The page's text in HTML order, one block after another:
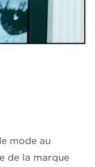
mode au
de la marque